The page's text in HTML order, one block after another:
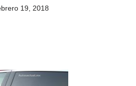
19, 2018